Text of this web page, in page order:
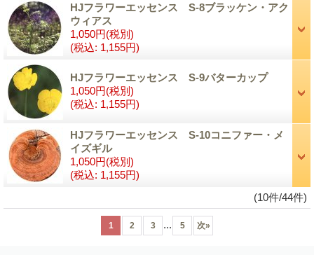
HJフラワーエッセンス S-8ブラッケン・アク
ウィアス
1,050円(税別)
(税込: 1,155円)
HJフラワーエッセンス S-9バターカップ
1,050円(税別)
(税込: 1,155円)
HJフラワーエッセンス S-10コニファー・メ
イズギル
1,050円(税別)
(税込: 1,155円)
(10件/44件)
1 2 3 ... 5 次»